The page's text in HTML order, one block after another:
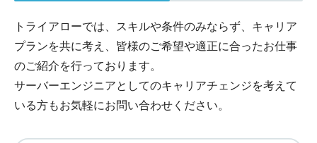
トライアローでは、スキルや条件のみならず、キャリア
プランを共に考え、皆様のご希望や適正に合ったお仕事
のご紹介を行っております。
サーバーエンジニアとしてのキャリアチェンジを考えて
いる方もお気軽にお問い合わせください。